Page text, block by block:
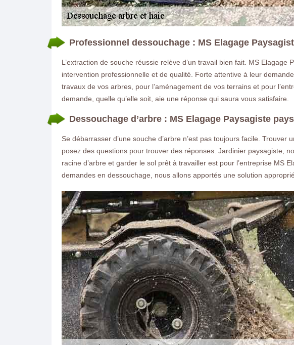
Professionnel dessouchage : MS Elagage
L’extraction de souche réussie relève d’un travail bien fait. MS
intervention professionnelle et de qualité. Forte attentive à leur
travaux de vos arbres, pour l’aménagement de vos terrains et pour
demande, quelle qu’elle soit, aie une réponse qui saura vous satisfaire.
Dessouchage d’arbre : MS Elagage Paysagiste
Se débarrasser d’une souche d’arbre n’est pas toujours facile.
posez des questions pour trouver des réponses. Jardinier paysagiste,
racine d’arbre et garder le sol prêt à travailler est pour l’entreprise MS
demandes en dessouchage, nous allons apportés une solution